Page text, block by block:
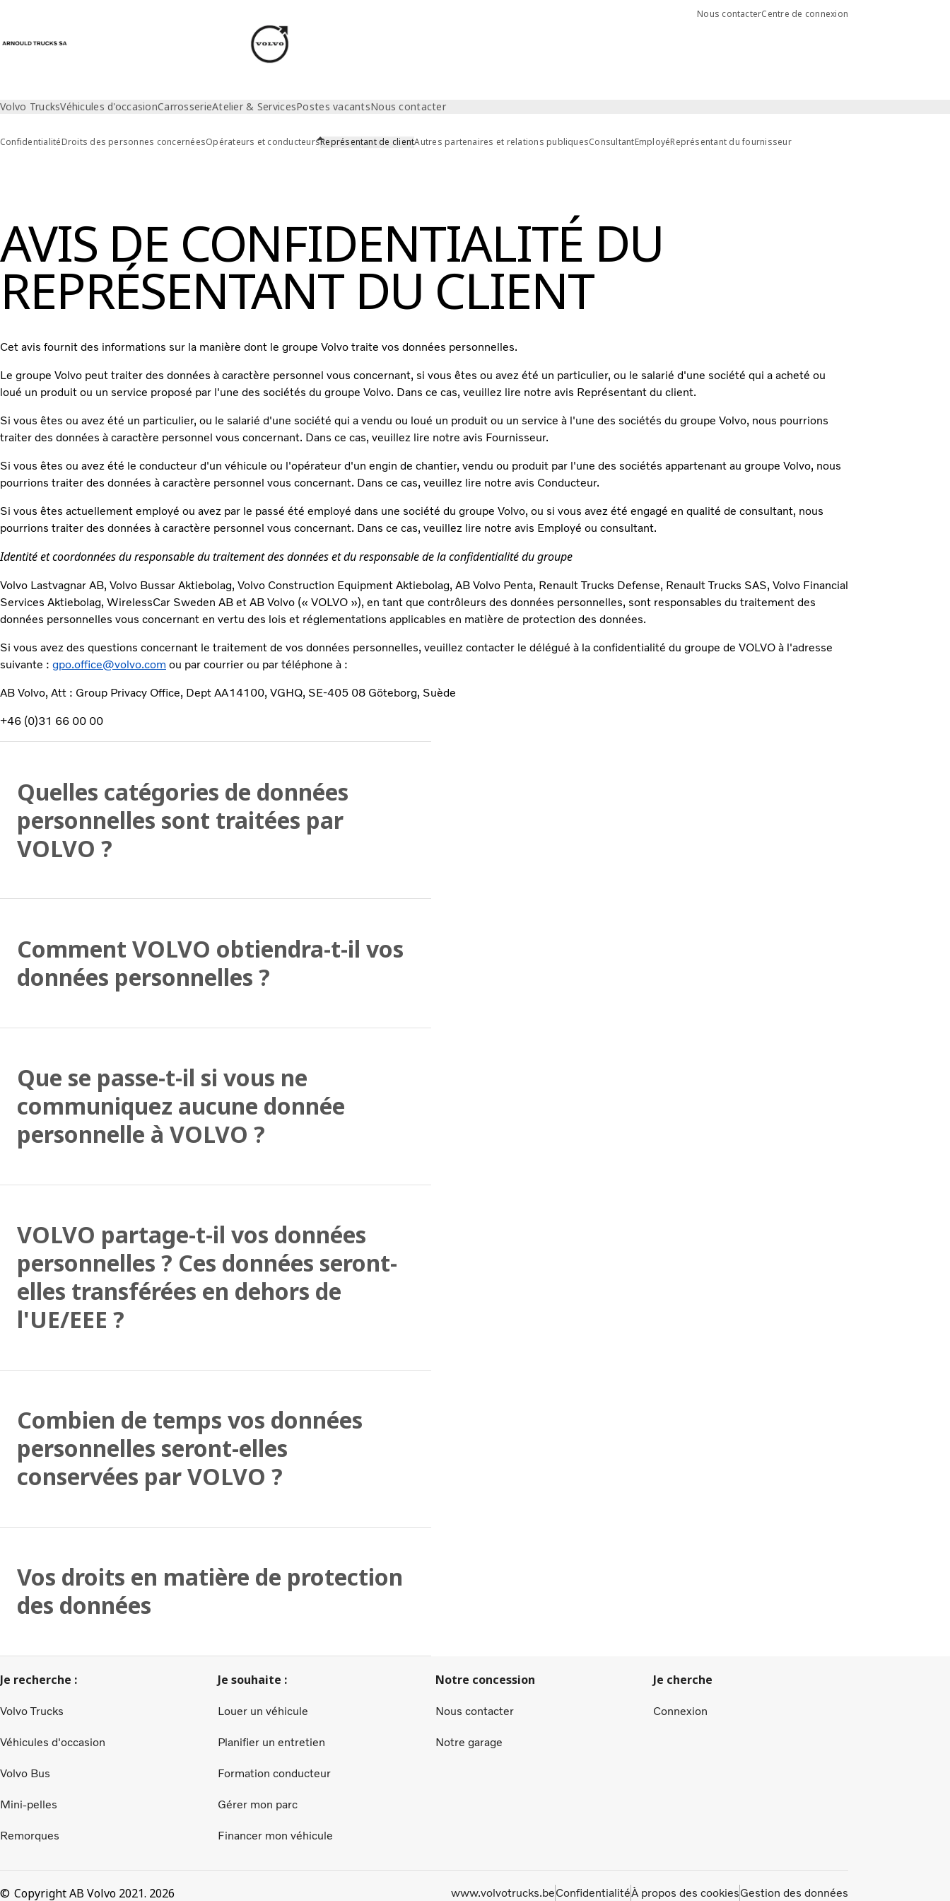
Nous contacterCentre de connexion
Volvo TrucksVéhicules d'occasionCarrosserieAtelier & ServicesPostes vacantsNous contacter
ConfidentialitéDroits des personnes concernéesOpérateurs et conducteursReprésentant de clientAutres partenaires et relations publiquesConsultantEmployéReprésentant du fournisseur
AVIS DE CONFIDENTIALITÉ DU
REPRÉSENTANT DU CLIENT
Cet avis fournit des informations sur la manière dont le groupe Volvo traite vos données personnelles.
Le groupe Volvo peut traiter des données à caractère personnel vous concernant, si vous êtes ou avez été un particulier, ou le salarié d'une société qui a acheté ou
loué un produit ou un service proposé par l'une des sociétés du groupe Volvo. Dans ce cas, veuillez lire notre avis Représentant du client.
Si vous êtes ou avez été un particulier, ou le salarié d'une société qui a vendu ou loué un produit ou un service à l'une des sociétés du groupe Volvo, nous pourrions
traiter des données à caractère personnel vous concernant. Dans ce cas, veuillez lire notre avis Fournisseur.
Si vous êtes ou avez été le conducteur d'un véhicule ou l'opérateur d'un engin de chantier, vendu ou produit par l'une des sociétés appartenant au groupe Volvo, nous
pourrions traiter des données à caractère personnel vous concernant. Dans ce cas, veuillez lire notre avis Conducteur.
Si vous êtes actuellement employé ou avez par le passé été employé dans une société du groupe Volvo, ou si vous avez été engagé en qualité de consultant, nous
pourrions traiter des données à caractère personnel vous concernant. Dans ce cas, veuillez lire notre avis Employé ou consultant.
Identité et coordonnées du responsable du traitement des données et du responsable de la confidentialité du groupe
Volvo Lastvagnar AB, Volvo Bussar Aktiebolag, Volvo Construction Equipment Aktiebolag, AB Volvo Penta, Renault Trucks Defense, Renault Trucks SAS, Volvo Financial
Services Aktiebolag, WirelessCar Sweden AB et AB Volvo (« VOLVO »), en tant que contrôleurs des données personnelles, sont responsables du traitement des
données personnelles vous concernant en vertu des lois et réglementations applicables en matière de protection des données.
Si vous avez des questions concernant le traitement de vos données personnelles, veuillez contacter le délégué à la confidentialité du groupe de VOLVO à l'adresse
suivante : gpo.office@volvo.com ou par courrier ou par téléphone à :
AB Volvo, Att : Group Privacy Office, Dept AA14100, VGHQ, SE-405 08 Göteborg, Suède
+46 (0)31 66 00 00
Quelles catégories de données
personnelles sont traitées par
VOLVO ?
Comment VOLVO obtiendra-t-il vos
données personnelles ?
Que se passe-t-il si vous ne
communiquez aucune donnée
personnelle à VOLVO ?
VOLVO partage-t-il vos données
personnelles ? Ces données seront-
elles transférées en dehors de
l'UE/EEE ?
Combien de temps vos données
personnelles seront-elles
conservées par VOLVO ?
Vos droits en matière de protection
des données
Je recherche :
Volvo Trucks
Véhicules d'occasion
Volvo Bus
Mini-pelles
Remorques
Je souhaite :
Louer un véhicule
Planifier un entretien
Formation conducteur
Gérer mon parc
Financer mon véhicule
Notre concession
Nous contacter
Notre garage
Je cherche
Connexion
Copyright AB Volvo 2021. 2026 www.volvotrucks.beConfidentialitéÀ propos des cookiesGestion des données